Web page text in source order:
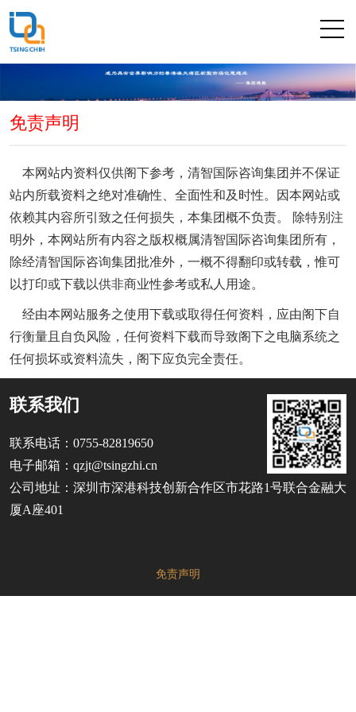
免责声明
本网站内资料仅供阁下参考，清智国际咨询集团并不保证
站内所载资料之绝对准确性、全面性和及时性。因本网站或
依赖其内容所引致之任何损失，本集团概不负责。 除特别注
明外，本网站所有内容之版权概属清智国际咨询集团所有，
除经清智国际咨询集团批准外，一概不得翻印或转载，惟可
以打印或下载以供非商业性参考或私人用途。
经由本网站服务之使用下载或取得任何资料，应由阁下自
行衡量且自负风险，任何资料下载而导致阁下之电脑系统之
任何损坏或资料流失，阁下应负完全责任。
联系我们
联系电话：0755-82819650
电子邮箱：qzjt@tsingzhi.cn
公司地址：深圳市深港科技创新合作区市花路1号联合金融大
厦A座401
免责声明